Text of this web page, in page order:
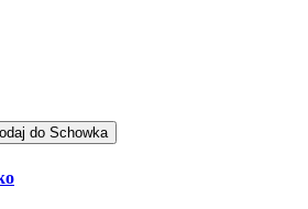
do Schowka